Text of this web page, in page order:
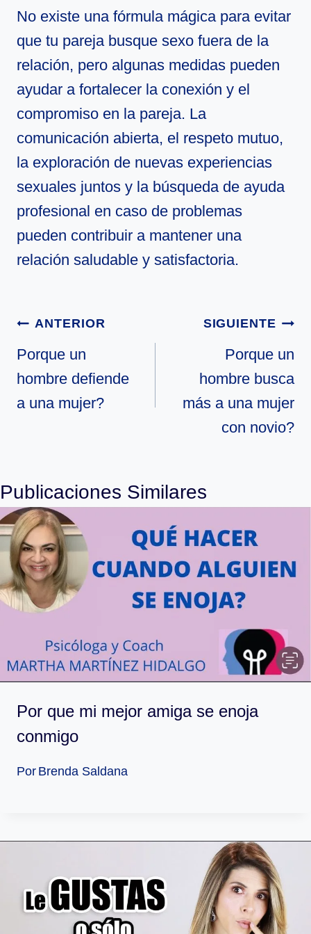
No existe una fórmula mágica para evitar
que tu pareja busque sexo fuera de la
relación, pero algunas medidas pueden
ayudar a fortalecer la conexión y el
compromiso en la pareja. La
comunicación abierta, el respeto mutuo,
la exploración de nuevas experiencias
sexuales juntos y la búsqueda de ayuda
profesional en caso de problemas
pueden contribuir a mantener una
relación saludable y satisfactoria.
Navegación
de
entradas
ANTERIOR
Porque un
hombre defiende
a una mujer?
SIGUIENTE
Porque un
hombre busca
más a una mujer
con novio?
Publicaciones Similares
Por que mi mejor amiga se enoja
conmigo
Por Brenda Saldana